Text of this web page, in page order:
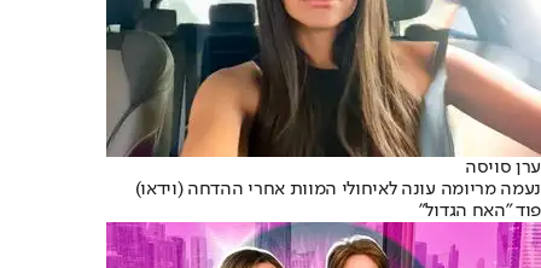
ערן סויסה
נעמה מריומה עונה לאיחולי המוות אחרי ההדחה (וידאו)
פוד "האח הגדול"